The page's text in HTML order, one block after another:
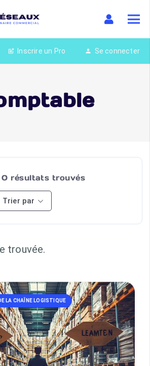
post_add Inscrire un Pro person Se connecter
0 résultats trouvés
Trier par
trouvée.
LA CHAÎNE LOGISTIQUE